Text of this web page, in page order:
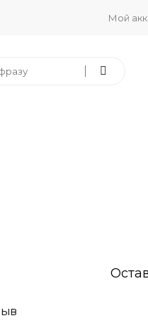
Мой